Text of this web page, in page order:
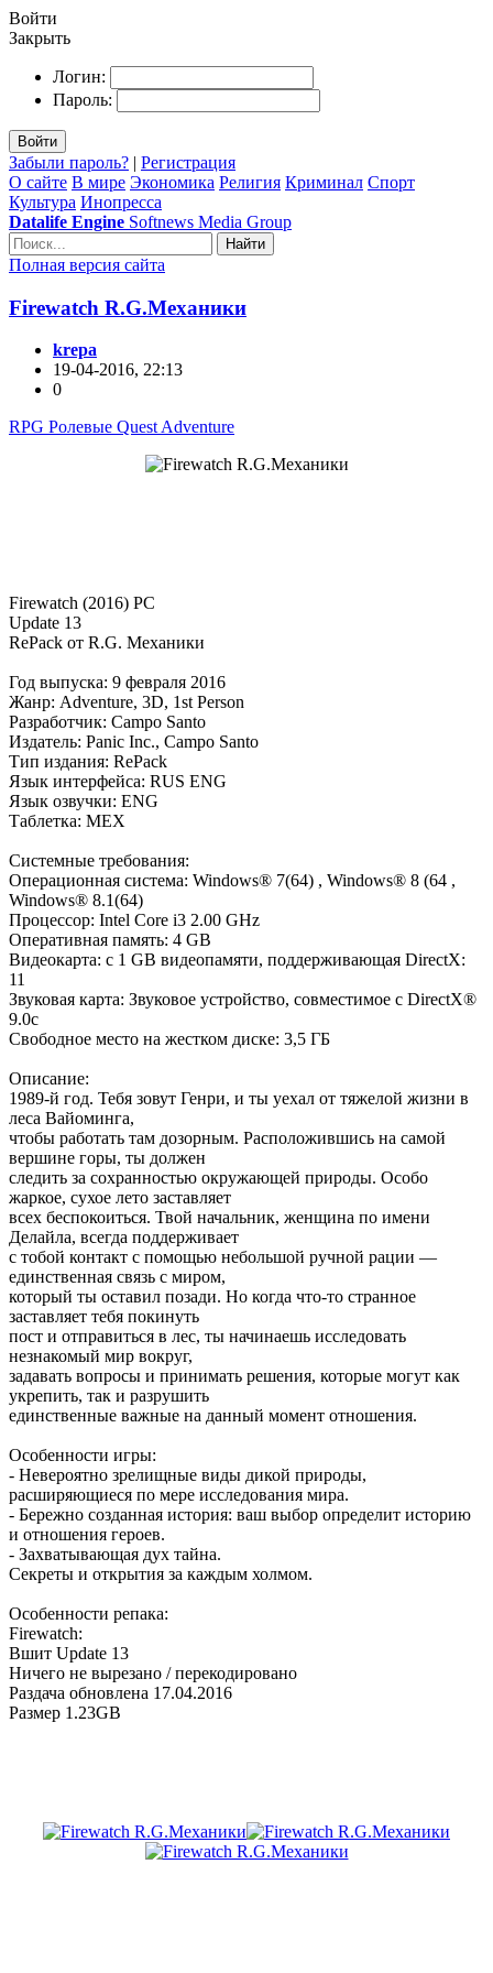
Войти
Закрыть
Логин:
Пароль:
Войти
Забыли пароль? | Регистрация
О сайте В мире Экономика Религия Криминал Спорт
Культура Инопресса
Datalife Engine Softnews Media Group
Найти
Полная версия сайта
Firewatch R.G.Механики
krepa
19-04-2016, 22:13
0
RPG Ролевые Quest Adventure
Firewatch (2016) PC
Update 13
RePack от R.G. Механики
Год выпуска: 9 февраля 2016
Жанр: Adventure, 3D, 1st Person
Разработчик: Campo Santo
Издатель: Panic Inc., Campo Santo
Тип издания: RePack
Язык интерфейса: RUS ENG
Язык озвучки: ENG
Таблетка: MEX
Системные требования:
Операционная система: Windows® 7(64) , Windows® 8 (64 ,
Windows® 8.1(64)
Процессор: Intel Core i3 2.00 GHz
Оперативная память: 4 GB
Видеокарта: с 1 GB видеопамяти, поддерживающая DirectX:
11
Звуковая карта: Звуковое устройство, совместимое с DirectX®
9.0с
Свободное место на жестком диске: 3,5 ГБ
Описание:
1989-й год. Тебя зовут Генри, и ты уехал от тяжелой жизни в
леса Вайоминга,
чтобы работать там дозорным. Расположившись на самой
вершине горы, ты должен
следить за сохранностью окружающей природы. Особо
жаркое, сухое лето заставляет
всех беспокоиться. Твой начальник, женщина по имени
Делайла, всегда поддерживает
с тобой контакт с помощью небольшой ручной рации —
единственная связь с миром,
который ты оставил позади. Но когда что-то странное
заставляет тебя покинуть
пост и отправиться в лес, ты начинаешь исследовать
незнакомый мир вокруг,
задавать вопросы и принимать решения, которые могут как
укрепить, так и разрушить
единственные важные на данный момент отношения.
Особенности игры:
- Невероятно зрелищные виды дикой природы,
расширяющиеся по мере исследования мира.
- Бережно созданная история: ваш выбор определит историю
и отношения героев.
- Захватывающая дух тайна.
Секреты и открытия за каждым холмом.
Особенности репака:
Firewatch:
Вшит Update 13
Ничего не вырезано / перекодировано
Раздача обновлена 17.04.2016
Размер 1.23GB